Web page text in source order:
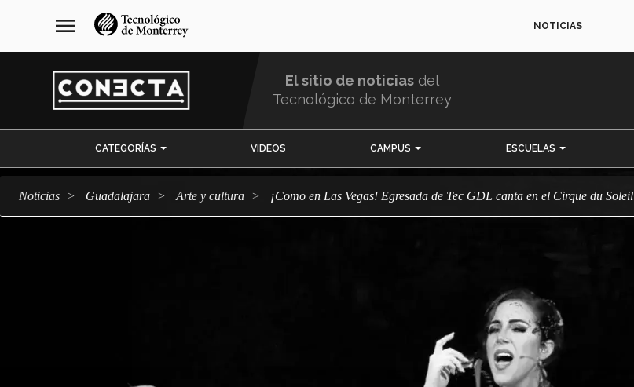
navegación
principal
menu NOTICIAS
El sitio de noticias del
Tecnológico de Monterrey
CATEGORÍAS VIDEOS CAMPUS ESCUELAS
Noticias Guadalajara arte y cultura ¡Como en Las Vegas! Egresada de Tec GDL canta en el Cirque du Soleil